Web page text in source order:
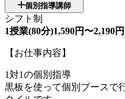
個別指導講師
シフト制
1授業(80分)1,590円〜2,190円
【お仕事内容】
1対1の個別指導
黒板を使って個別ブースで